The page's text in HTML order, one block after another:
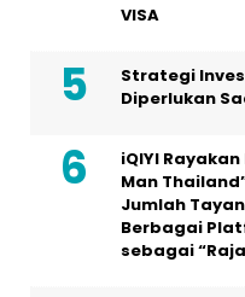
VISA
Strategi
Diperlukan
iQIYI
Man
Jumlah
Berbagai
sebagai